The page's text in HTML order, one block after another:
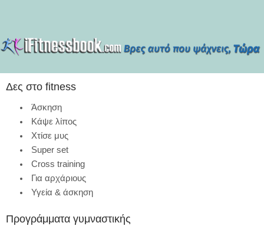
Δες στο fitness
Άσκηση
Κάψε λίπος
Χτίσε μυς
Super set
Cross training
Για αρχάριους
Υγεία & άσκηση
Προγράμματα γυμναστικής